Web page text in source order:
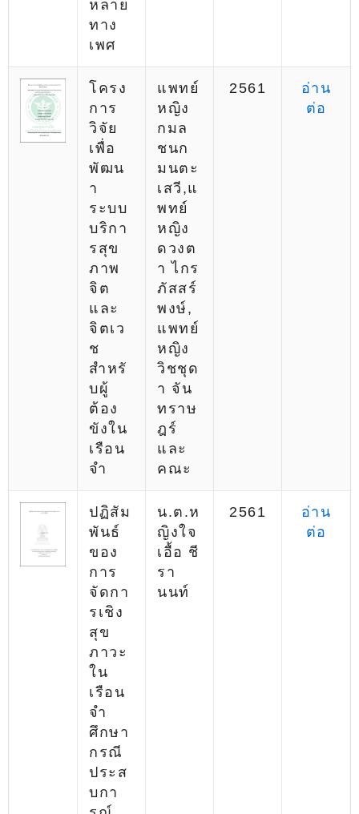
หลาย
ทาง
เพศ
โครง
การ
วิจัย
เพื่อ
พัฒน
า
ระบบ
บริกา
รสุข
ภาพ
จิต
และ
จิตเว
ช
สำหรั
บผู้
ต้อง
ขังใน
เรือน
จำ
แพทย์
หญิง
กมล
ชนก
มนตะ
เสวี,แ
พทย์
หญิง
ดวงต
า ไกร
ภัสสร์
พงษ์,
แพทย์
หญิง
วิชชุด
า จัน
ทราษ
ฎร์
และ
คณะ
2561
อ่าน
ต่อ
ปฏิสัม
พันธ์
ของ
การ
จัดกา
รเชิง
สุข
ภาวะ
ใน
เรือน
จำ
ศึกษา
กรณี
ประส
บกา
น.ต.ห
ญิงใจ
เอื้อ ชี
รา
นนท์
2561
อ่าน
ต่อ